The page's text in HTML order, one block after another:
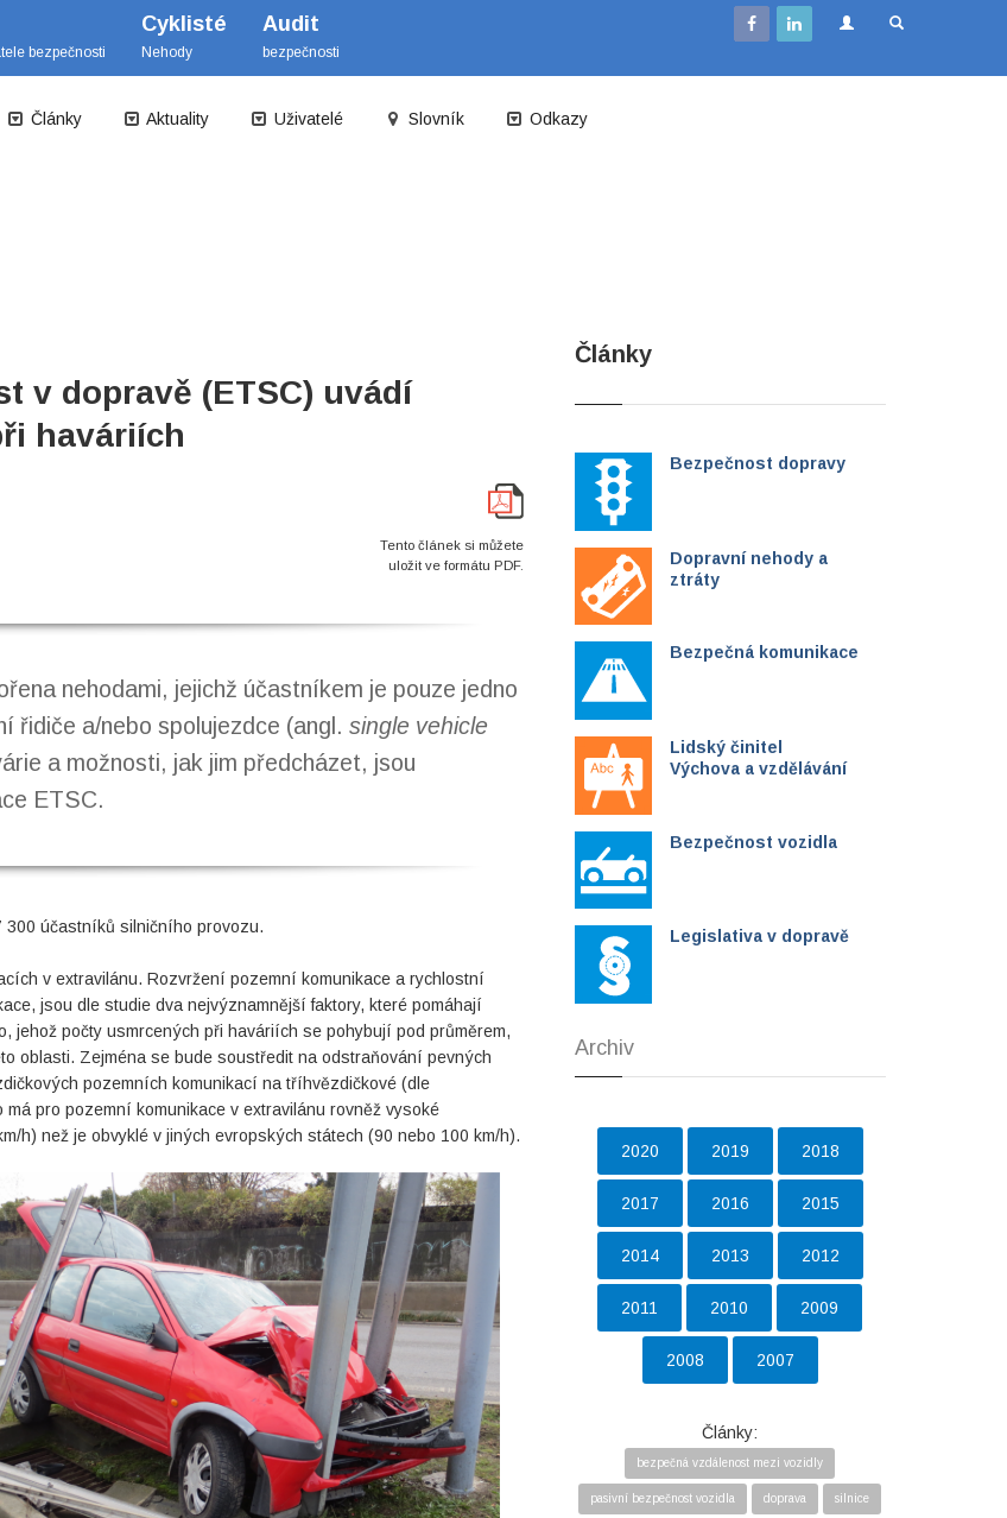
bezpečnosti
Cyklisté
Nehody
Audit
bezpečnosti
Články Aktuality Uživatelé Slovník Odkazy
v dopravě (ETSC) uvádí
haváriích
Tento článek si můžete
uložit ve formátu PDF.
nehodami, jejichž účastníkem je pouze jedno
řidiče a/nebo spolujezdce (angl. single vehicle
a možnosti, jak jim předcházet, jsou
ETSC.
300 účastníků silničního provozu.
v extravilánu. Rozvržení pozemní komunikace a rychlostní
jsou dle studie dva nejvýznamnější faktory, které pomáhají
jehož počty usmrcených při haváriích se pohybují pod průměrem,
oblasti. Zejména se bude soustředit na odstraňování pevných
pozemních komunikací na tříhvězdičkové (dle
pro pozemní komunikace v extravilánu rovněž vysoké
h) než je obvyklé v jiných evropských státech (90 nebo 100 km/h).
Články
Bezpečnost dopravy
Dopravní nehody a
ztráty
Bezpečná komunikace
Lidský činitel
Výchova a vzdělávání
Bezpečnost vozidla
Legislativa v dopravě
Archiv
2020 2019 2018
2017 2016 2015
2014 2013 2012
2011 2010 2009
2008 2007
Články:
bezpečná vzdálenost mezi vozidly
pasivní bezpečnost vozidla doprava silnice